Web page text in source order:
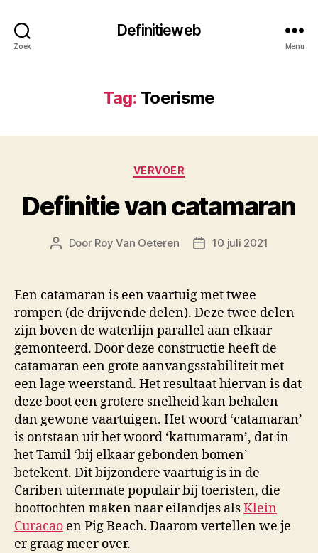
Zoek
Definitieweb
Menu
Tag: Toerisme
Categorieën
VERVOER
Definitie van catamaran
Berichtauteur
Door Roy Van Oeteren Berichtdatum
10 juli 2021
Een catamaran is een vaartuig met twee
rompen (de drijvende delen). Deze twee delen
zijn boven de waterlijn parallel aan elkaar
gemonteerd. Door deze constructie heeft de
catamaran een grote aanvangsstabiliteit met
een lage weerstand. Het resultaat hiervan is dat
deze boot een grotere snelheid kan behalen
dan gewone vaartuigen. Het woord ‘catamaran’
is ontstaan uit het woord ‘kattumaram’, dat in
het Tamil ‘bij elkaar gebonden bomen’
betekent. Dit bijzondere vaartuig is in de
Cariben uitermate populair bij toeristen, die
boottochten maken naar eilandjes alsKlein
Curacao en Pig Beach. Daarom vertellen we je
er graag meer over.